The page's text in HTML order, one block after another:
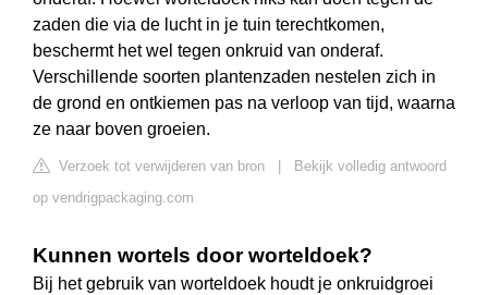
zaden die via de lucht in je tuin terechtkomen,
beschermt het wel tegen onkruid van onderaf.
Verschillende soorten plantenzaden nestelen zich in
de grond en ontkiemen pas na verloop van tijd, waarna
ze naar boven groeien.
Verzoek tot verwijderen van bron
Bekijk volledig antwoord
op vendrigpackaging.com
Kunnen wortels door worteldoek?
Bij het gebruik van worteldoek houdt je onkruidgroei